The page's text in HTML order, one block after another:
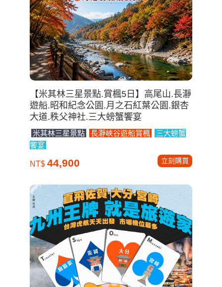
【米其林三星景點.賞楓5日】高尾山.長瀞
遊船.昭和紀念公園.月之石紅葉公園.銀杏
大道.秩父神社.三大螃蟹饗宴
米其林三星景點 長瀞峽谷遊船賞楓
三大螃蟹
饗宴
NT$ 44,900 立刻購買